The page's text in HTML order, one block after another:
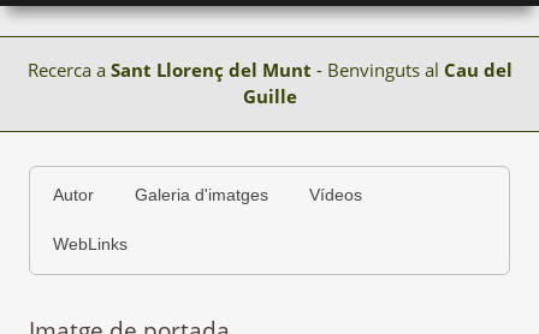
Recerca a Sant Llorenç del Munt - Benvinguts al Cau del
Guille
Autor Galeria d'imatges Vídeos
WebLinks